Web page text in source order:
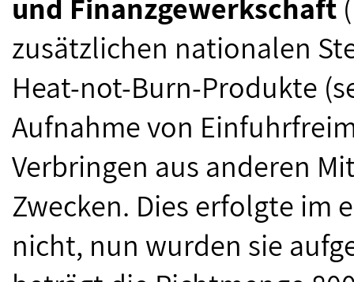
und Finanzgewerkschaft
zusätzlichen nationalen
Heat-not-Burn-Produkte
Aufnahme von
Verbringen aus anderen
Zwecken. Dies erfolgte im
nicht, nun wurden sie